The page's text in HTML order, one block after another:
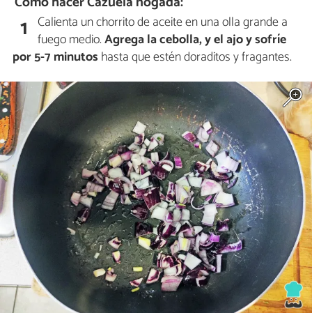
1 Calienta un chorrito de aceite en una olla grande a
fuego medio.Agrega la cebolla, y el ajo y sofríe
por 5-7 minutos hasta que estén doraditos y fragantes.